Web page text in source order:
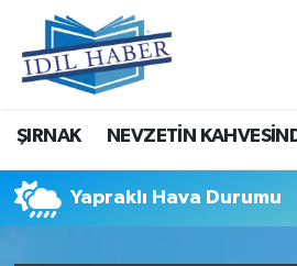
ŞIRNAK NEVZETİN
Yapraklı Hava Durumu
Nöbetçi Eczaneler
Hava Durumu
Trafik Durumu